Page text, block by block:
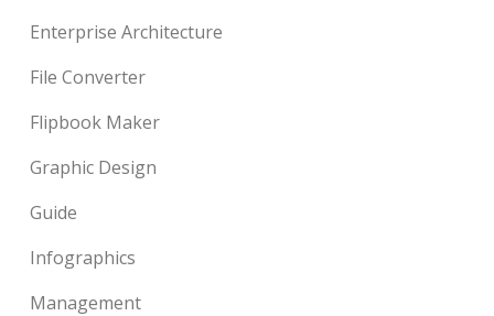
Enterprise Architecture
File Converter
Flipbook Maker
Graphic Design
Guide
Infographics
Management